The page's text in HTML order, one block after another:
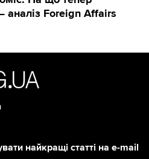
аналіз Foreign Affairs
найкращі статті на e-mail